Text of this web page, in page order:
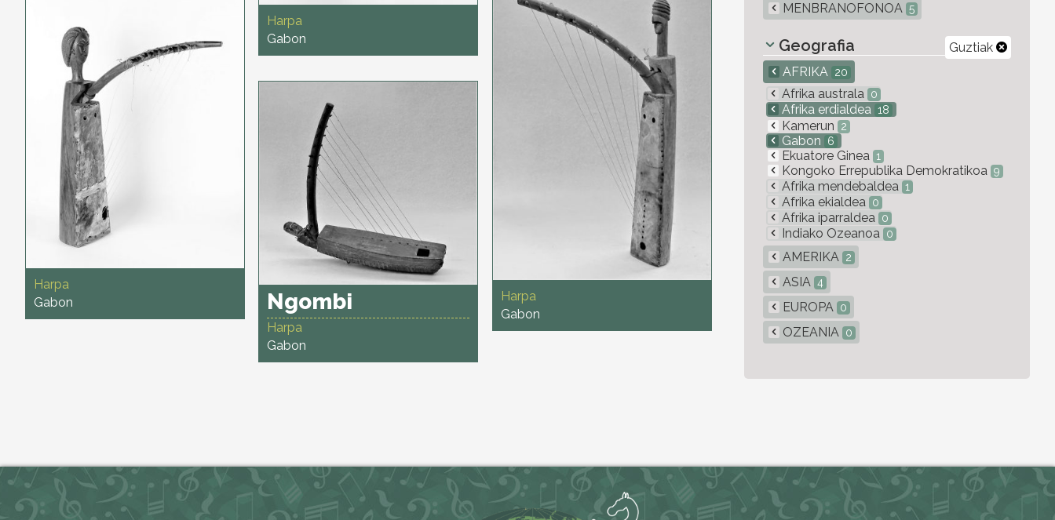
Harpa
Gabon
Harpa
Gabon
Harpa
Gabon
Ngombi
Harpa
Gabon
MENBRANOFONOA 5
Guztiak
Geografia
AFRIKA 20
Afrika australa 0
Afrika erdialdea 18
Kamerun 2
Gabon 6
Ekuatore Ginea 1
Kongoko Errepublika Demokratikoa 9
Afrika mendebaldea 1
Afrika ekialdea 0
Afrika iparraldea 0
Indiako Ozeanoa 0
AMERIKA 2
ASIA 4
EUROPA 0
OZEANIA 0